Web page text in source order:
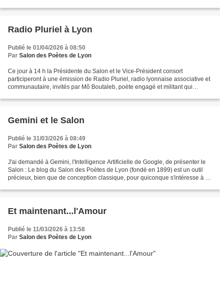
Radio Pluriel à Lyon
Publié le 01/04/2026 à 08:50
Par Salon des Poètes de Lyon
Ce jour à 14 h la Présidente du Salon et le Vice-Président consort
participeront à une émission de Radio Pluriel, radio lyonnaise associative et
communautaire, invités par Mô Boutaleb, poète engagé et militant qui
Gemini et le Salon
Publié le 31/03/2026 à 08:49
Par Salon des Poètes de Lyon
J'ai demandé à Gemini, l'Intelligence Artificielle de Google, de présenter le
Salon : Le blog du Salon des Poètes de Lyon (fondé en 1899) est un outil
précieux, bien que de conception classique, pour quiconque s'intéresse à la
Et maintenant...l'Amour
Publié le 11/03/2026 à 13:58
Par Salon des Poètes de Lyon